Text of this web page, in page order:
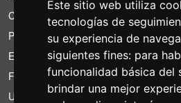
Este sitio web utiliza
tecnologías de
su experiencia de
siguientes fines: para
funcionalidad básica del
brindar una mejor
Cotizaciones
Paquetes de ahorro
Encontrado por menos?
Financiacion
Uso